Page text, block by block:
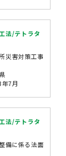
法/テトラタ
災害対策工事
7月
法/テトラタ
備に係る法面